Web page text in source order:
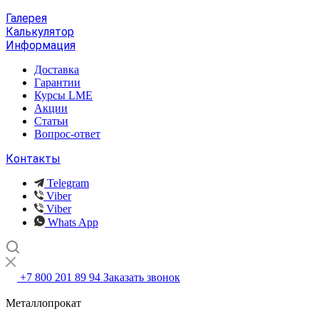
Галерея
Калькулятор
Информация
Доставка
Гарантии
Курсы LME
Акции
Статьи
Вопрос-ответ
Контакты
Telegram
Viber
Viber
Whats App
+7 800 201 89 94 Заказать звонок
Металлопрокат